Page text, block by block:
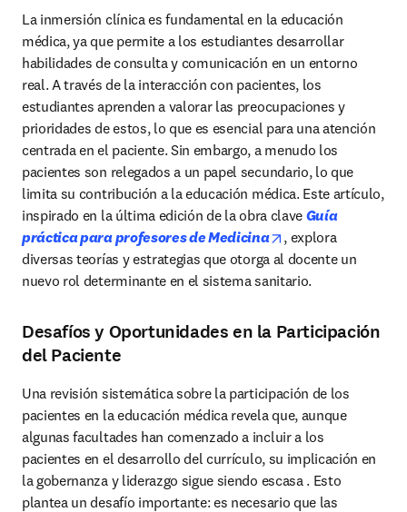
La inmersión clínica es fundamental en la educación
médica, ya que permite a los estudiantes desarrollar
habilidades de consulta y comunicación en un entorno
real. A través de la interacción con pacientes, los
estudiantes aprenden a valorar las preocupaciones y
prioridades de estos, lo que es esencial para una atención
centrada en el paciente. Sin embargo, a menudo los
pacientes son relegados a un papel secundario, lo que
limita su contribución a la educación médica. Este artículo,
inspirado en la última edición de la obra clave Guía
práctica para profesores de Medicina
opens in new tab/
, explora
diversas teorías y estrategias que otorga al docente un
nuevo rol determinante en el sistema sanitario.
Desafíos y Oportunidades en la Participación
del Paciente
Una revisión sistemática sobre la participación de los
pacientes en la educación médica revela que, aunque
algunas facultades han comenzado a incluir a los
pacientes en el desarrollo del currículo, su implicación en
la gobernanza y liderazgo sigue siendo escasa . Esto
plantea un desafío importante: es necesario que las